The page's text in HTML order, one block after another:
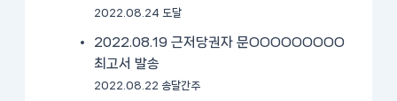
2022.08.24 도달
2022.08.19 근저당권자 문OOOOOOOOO
최고서 발송
2022.08.22 송달간주